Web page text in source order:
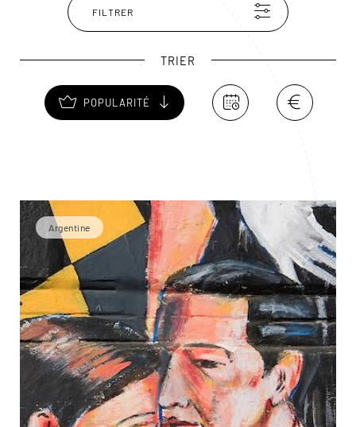
ses petits immeubles du début du XIXe, ses belles
boutiques et ses restaurants branchés.
FILTRER
TRIER
POPULARITÉ
Argentine